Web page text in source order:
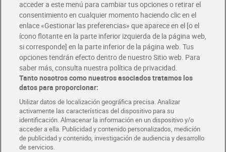
Disfruta las ventajas y ofertas exclusivas.
Descárgate la APP Dia
Folletos y Tiendas
Descubre las mejores ofertas y busca tu tienda más cercana
Tarjeta MaX Dia
Te devuelve hasta 8€/mes de tus compras.
¡Solicita tu tarjeta de crédito aquí!
COMER MEJOR CADA DIA
COLABORA CON DIA ABRE TU TIENDA DIA CORPORATE
acceder a este menú para cambiar tus opciones o retirar el
consentimiento en cualquier momento haciendo clic en el
enlace «Gestionar las preferencias» que aparece en el [o el
ícono flotante en la parte inferior izquierda de la página web,
si corresponde] en la parte inferior de la página web. Tus
opciones tendrán efecto dentro de nuestro Sitio web. Para
saber más, consulta nuestra política de privacidad.
Tanto nosotros como nuestros asociados tratamos los
datos para proporcionar:
Utilizar datos de localización geográfica precisa. Analizar
activamente las características del dispositivo para su
identificación. Almacenar la información en un dispositivo y/o
acceder a ella. Publicidad y contenido personalizados, medición
de publicidad y contenido, investigación de audiencia y desarrollo
de servicios.